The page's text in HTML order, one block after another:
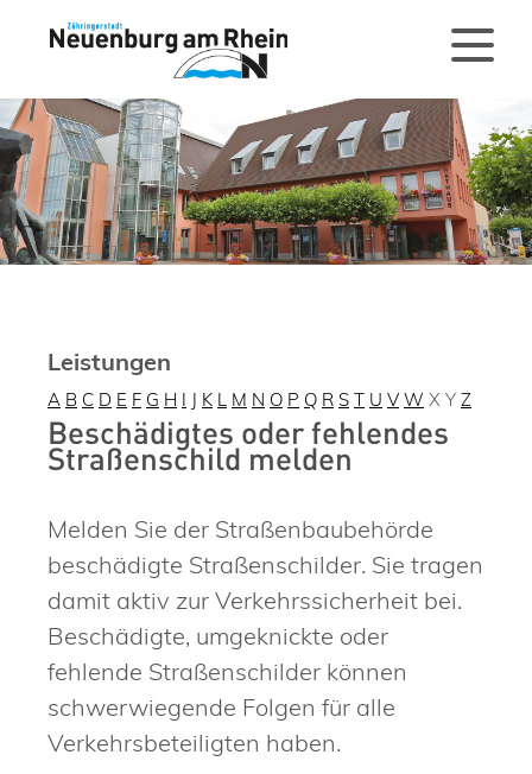
Leistungen
A B C D E F G H I J K L M N O P Q R S T U V W X Y Z
Beschädigtes oder fehlendes
Straßenschild melden
Melden Sie der Straßenbaubehörde
beschädigte Straßenschilder. Sie tragen
damit aktiv zur Verkehrssicherheit bei.
Beschädigte, umgeknickte oder
fehlende Straßenschilder können
schwerwiegende Folgen für alle
Verkehrsbeteiligten haben.